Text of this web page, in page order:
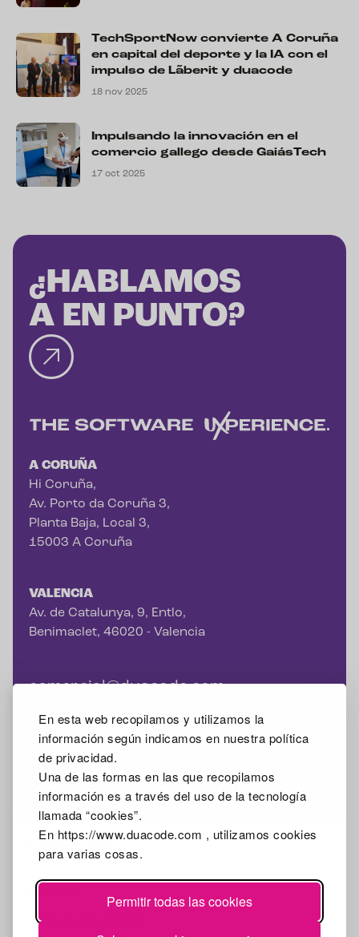
En esta web recopilamos y utilizamos la
información según indicamos en nuestra política
de privacidad.
Una de las formas en las que recopilamos
información es a través del uso de la tecnología
llamada “cookies”.
En https://www.duacode.com , utilizamos cookies
para varias cosas.
Permitir todas las cookies
TechSportNow convierte A Coruña
en capital del deporte y la IA con el
impulso de Lãberit y duacode
18 nov 2025
Impulsando la innovación en el
comercio gallego desde GaiásTech
17 oct 2025
¿HABLAMOS
A EN PUNTO?
A CORUÑA
Hi Coruña,
Av. Porto da Coruña 3,
Planta Baja, Local 3,
15003 A Coruña
VALENCIA
Av. de Catalunya, 9, Entlo,
Benimaclet, 46020 - Valencia
comercial@duacode.com
+34 981 065 089
Facebook Instagram Linkedin Google Mybusiness
2026
Aviso legal
Política de Privacidad